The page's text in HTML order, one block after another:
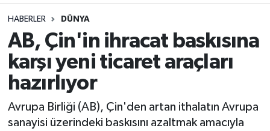
HABERLER DÜNYA
AB, Çin'in ihracat baskısına
karşı yeni ticaret araçları
hazırlıyor
Avrupa Birliği (AB), Çin'den artan ithalatın Avrupa
sanayisi üzerindeki baskısını azaltmak amacıyla
Güncel
Eği̇ti̇m
Resmi İlanlar
Sağlık
Ergani Trafik Yoğunluk Haritası
Süper Lig Puan Durumu ve Fikstür
Tüm Manşetler
Son Dakika Haberleri